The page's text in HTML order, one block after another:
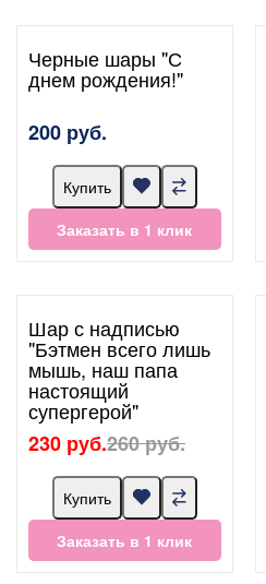
Черные шары "С
днем рождения!"
200 руб.
Купить
Заказать в 1 клик
Шар с надписью
"Бэтмен всего лишь
мышь, наш папа
настоящий
супергерой"
230 руб.260 руб.
Купить
Заказать в 1 клик